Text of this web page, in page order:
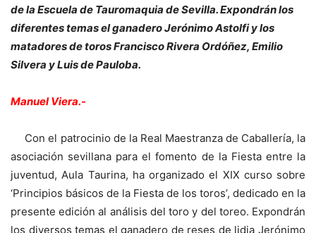
de la Escuela de Tauromaquia de Sevilla. Expondrán los
diferentes temas el ganadero Jerónimo Astolfi y los
matadores de toros Francisco Rivera Ordóñez, Emilio
Silvera y Luis de Pauloba.
Manuel Viera.-
Con el patrocinio de la Real Maestranza de Caballería, la
asociación sevillana para el fomento de la Fiesta entre la
juventud, Aula Taurina, ha organizado el XIX curso sobre
‘Principios básicos de la Fiesta de los toros’, dedicado en la
presente edición al análisis del toro y del toreo. Expondrán
los diversos temas el ganadero de reses de lidia Jerónimo